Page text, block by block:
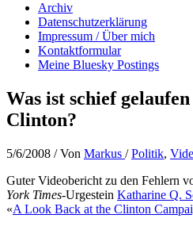
Archiv
Datenschutzerklärung
Impressum / Über mich
Kontaktformular
Meine Bluesky Postings
Was ist schief
Clinton?
5/6/2008 / Von Markus /Politik,
Guter Videobericht zu den Fehlern
York Times-Urgestein Katharine Q.
«A Look Back at the Clinton